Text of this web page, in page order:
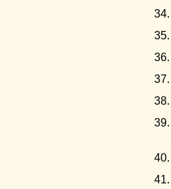
34.
35.
36.
37.
38.
39.
40.
41.